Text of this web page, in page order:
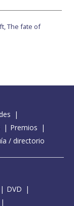
The fate of
Premios
/ directorio
DVD